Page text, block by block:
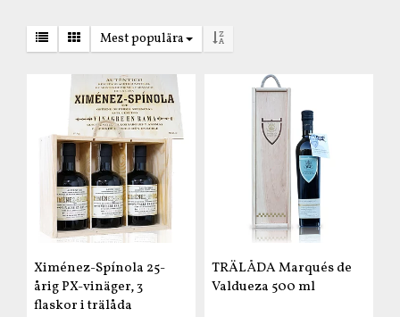
Mest populära
Ximénez-Spínola 25-
årig PX-vinäger, 3
flaskor i trälåda
TRÄLÅDA Marqués de
Valdueza 500 ml